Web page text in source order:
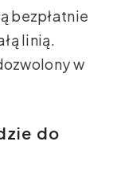
bezpłatnie
linią.
w
do